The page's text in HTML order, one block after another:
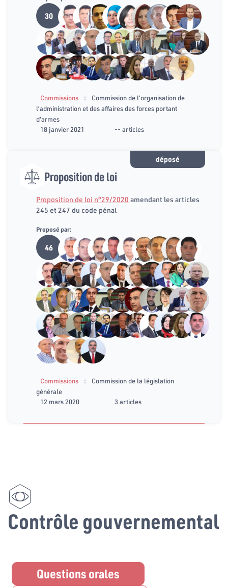
30
Commissions :
Commission de l’organisation de
l’administration et des affaires des forces portant
d’armes
18 janvier 2021
-- articles
déposé
Proposition de loi
Proposition de loi n°29/2020 amendant les articles
245 et 247 du code pénal
Proposé par:
46
Commissions :
Commission de la législation
générale
12 mars 2020
3 articles
Contrôle gouvernemental
Questions orales